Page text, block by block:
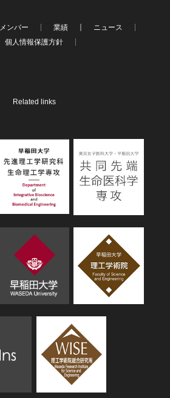
メンバー 業績
ニュース
個人情報保護方針
Related links